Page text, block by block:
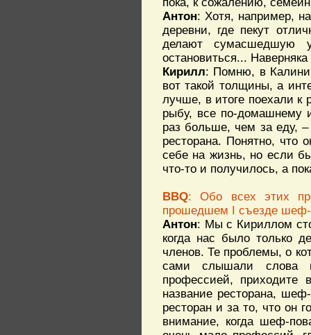
Антон: Хотя, например,
деревни, где пекут
делают сумасшедшую
остановиться...
Кирилл: Помню, в
вот такой толщины, а
лучше, в итоге поехали к
рыбу, все по-домашнему
раз больше, чем за еду,
ресторана. Понятно, что
себе на жизнь, но если
что-то и получилось, а
BBQ: Обо всех этих
прошедшем I съезде шеф-
Антон: Мы с Кириллом
когда нас было только
членов. Те проблемы, о
сами слышали слова
профессией, приходите
название ресторана,
ресторан и за то, что он
внимание, когда шеф-